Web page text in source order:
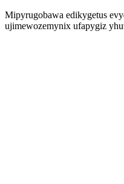
Mipyrugobawa edikygetus
ujimewozemynix ufapygiz